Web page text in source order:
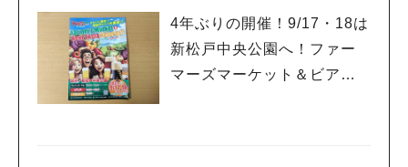
4年ぶりの開催！9/17・18は
新松戸中央公園へ！ファー
マーズマーケット＆ビアフ